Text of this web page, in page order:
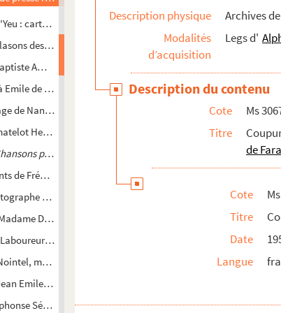
: carte murale, historique, légendaire et folklorique
des maires, sous-maires, échevins et notables de Nantes
Amouroux et documents le concernant
Emile de la Bedollière, Joseph Charbonnier et Marie-Louise
de Nantes (Heures de Montbéron)
Henri Roux, habitant Chantenay à Nantes
populaires de la Loire Inférieure
de Frédéric Cailliaud
et dessin portrait
Delanoë de leur fils assiégé à Paris
à Marcel Giraud Mangin
maître des requêtes et intendant.
Mémoire sur la
Emile Laboureur
Séché
Description physique
Archives de
Modalités
d’acquisition
Legs d'
Description du contenu
Cote
Ms
Titre
de
Cote
Titre
Date
Langue